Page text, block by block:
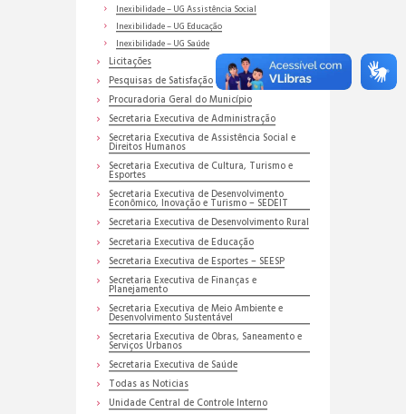
Inexibilidade – UG Assistência Social
Inexibilidade – UG Educação
Inexibilidade – UG Saúde
Licitações
Pesquisas de Satisfação
Procuradoria Geral do Município
Secretaria Executiva de Administração
Secretaria Executiva de Assistência Social e
Direitos Humanos
Secretaria Executiva de Cultura, Turismo e
Esportes
Secretaria Executiva de Desenvolvimento
Econômico, Inovação e Turismo – SEDEIT
Secretaria Executiva de Desenvolvimento Rural
Secretaria Executiva de Educação
Secretaria Executiva de Esportes – SEESP
Secretaria Executiva de Finanças e
Planejamento
Secretaria Executiva de Meio Ambiente e
Desenvolvimento Sustentável
Secretaria Executiva de Obras, Saneamento e
Serviços Urbanos
Secretaria Executiva de Saúde
Todas as Noticias
Unidade Central de Controle Interno